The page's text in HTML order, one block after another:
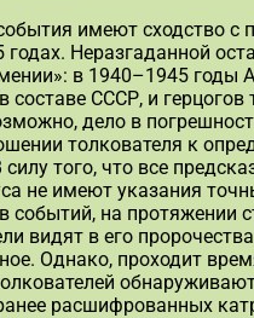
имеют сходство с
Неразгаданной
в 1940–1945 годы
составе СССР, и
дело в
толкователя к
того, что все
не имеют указания
событий, на протяжении
видят в его
Однако, проходит
расшифрованных